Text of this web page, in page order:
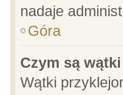
nadaje
Góra
Czym są
Wątki